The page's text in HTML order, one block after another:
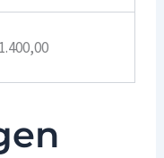
1.400,00